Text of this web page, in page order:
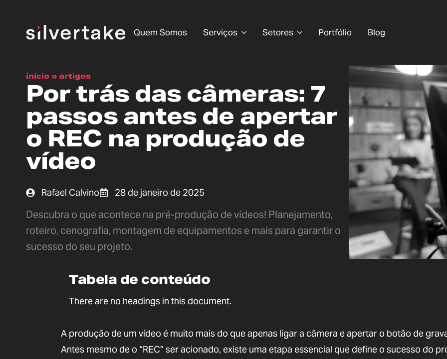
Quem Somos Serviços Setores Portfólio Blog
início » artigos
Por trás das câmeras: 7
passos antes de apertar
o REC na produção de
vídeo
Rafael Calvino 28 de janeiro de 2025
Descubra o que acontece na pré-produção de vídeos! Planejamento,
roteiro, cenografia, montagem de equipamentos e mais para garantir o
sucesso do seu projeto.
Tabela de conteúdo
There are no headings in this document.
A produção de um vídeo é muito mais do que apenas ligar a câmera e apertar o botão de
Antes mesmo de o “REC” ser acionado, existe uma etapa essencial que define o sucesso do